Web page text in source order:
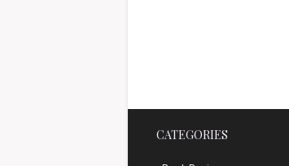
CATEGORIES